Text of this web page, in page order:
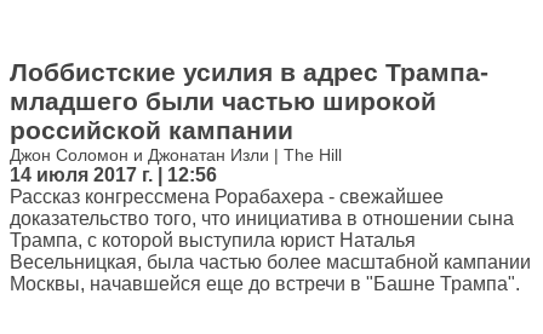
Лоббистские усилия в адрес Трампа-
младшего были частью широкой
российской кампании
Джон Соломон и Джонатан Изли | The Hill
14 июля 2017 г. | 12:56
Рассказ конгрессмена Рорабахера - свежайшее
доказательство того, что инициатива в отношении сына
Трампа, с которой выступила юрист Наталья
Весельницкая, была частью более масштабной кампании
Москвы, начавшейся еще до встречи в "Башне Трампа".